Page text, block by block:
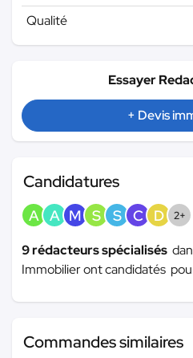
Qualité
Essayer
+ Devis
Candidatures
A A M S S C D 2+
9 rédacteurs spécialisés
Immobilier ont candidatés
Commandes similaires